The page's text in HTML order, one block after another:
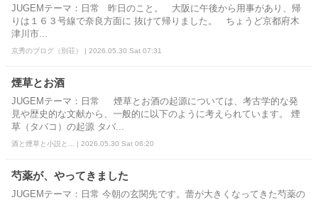
JUGEMテーマ：日常 昨日のこと。 大阪に午後から用事があり、帰
りは１６３号線で奈良方面に 抜けて帰りました。 ちょうど京都府木
津川市...
京秀のブログ（別荘） | 2026.05.30 Sat 07:31
煙草とお酒
JUGEMテーマ：日常 煙草とお酒の起源については、考古学的な発
見や歴史的な文献から、一般的に以下のように考えられています。 煙
草（タバコ）の起源 タバ...
酒と煙草と小説と... | 2026.05.30 Sat 06:20
芍薬が、やってきました
JUGEMテーマ：日常 今朝の玄関先です。蕾が大きくなってきた芍薬の